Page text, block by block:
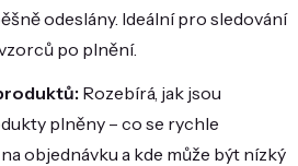
odeslány. Ideální pro sledování
po plnění.
Rozebírá, jak jsou
plněny – co se rychle
objednávku a kde může být nízký